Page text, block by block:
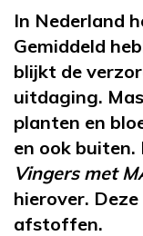
In Nederland
Gemiddeld
blijkt de
uitdaging.
planten en
en ook buiten.
Vingers met
hierover.
afstoffen.